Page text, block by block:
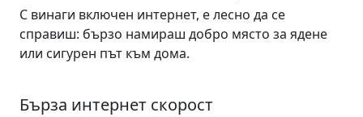
С винаги включен интернет, е лесно да се
справиш: бързо намираш добро място за ядене
или сигурен път към дома.
Бърза интернет скорост